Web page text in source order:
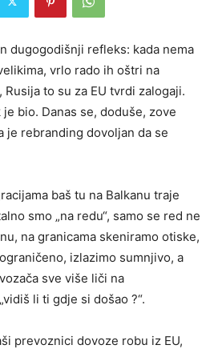
dugogodišnji refleks: kada nema
vrlo rado ih oštri na
Rusija to su za EU tvrdi zalogaji.
bio. Danas se, doduše, zove
je rebranding dovoljan da se
baš tu na Balkanu traje
smo „na redu“, samo se red ne
na granicama skeniramo otiske,
izlazimo sumnjivo, a
sve više liči na
li ti gdje si došao ?“.
prevoznici dovoze robu iz EU,